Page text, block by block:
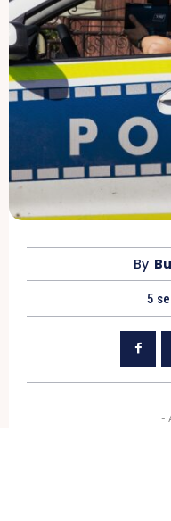
By
5
-